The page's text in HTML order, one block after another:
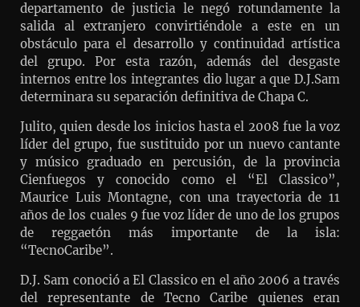
departamento de justicia le negó rotundamente la
salida al extranjero convirtiéndole a este en un
obstáculo para el desarrollo y continuidad artística
del grupo. Por esta razón, además del desgaste
internos entre los integrantes dio lugar a que D.J.Sam
determinara su separación definitiva de Chapa C.
Julito, quien desde los inicios hasta el 2008 fue la voz
líder del grupo, fue sustituido por un nuevo cantante
y músico graduado en percusión, de la provincia
Cienfuegos y conocido como el “El Classico”,
Maurice Luis Montagne, con una trayectoria de 11
años de los cuales 9 fue voz líder de uno de los grupos
de reggaetón más importante de la isla:
“TecnoCaribe”.
D.J. Sam conoció a El Classico en el año 2006 a través
del representante de Tecno Caribe quienes eran